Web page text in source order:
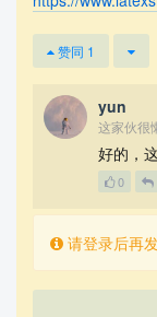
赞同 1
yun
这家伙很
好的，
0
请登录后再